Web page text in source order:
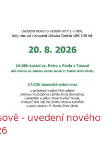
- uvedení nového